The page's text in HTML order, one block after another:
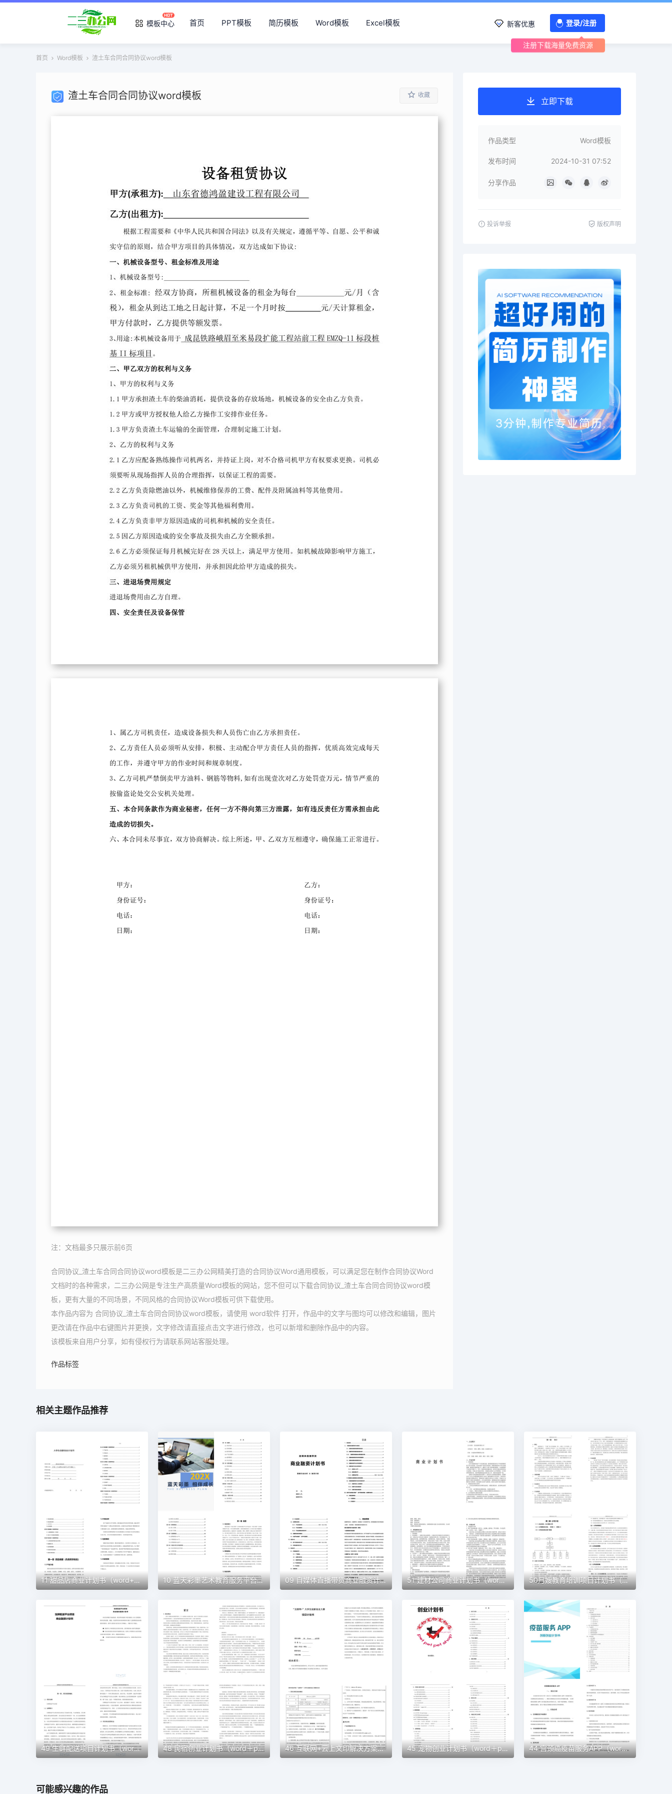
模板中心 首页 PPT模板 简历模板 Word模板 Excel模板 新客优惠 登录/注册
注册下载海量免费资源
首页 Word模板 渣土车合同合同协议word模板
渣土车合同合同协议word模板 收藏
注：文档最多只展示前6页
合同协议_渣土车合同合同协议word模板是二三办公网精美打造的合同协议Word通用模板，可以满足您在制作合同协议Word
文档时的各种需求，二三办公网是专注生产高质量Word模板的网站，您不但可以下载合同协议_渣土车合同合同协议word模
板，更有大量的不同场景，不同风格的合同协议Word模板可供下载使用。
本作品内容为 合同协议_渣土车合同合同协议word模板，请使用 word软件 打开，作品中的文字与图均可以修改和编辑，图片
更改请在作品中右键图片并更换，文字修改请直接点击文字进行修改，也可以新增和删除作品中的内容。
该模板来自用户分享，如有侵权行为请联系网站客服处理。
作品标签
立即下载
作品类型 Word模板
发布时间 2024-10-31 07:52
分享作品
投诉举报 版权声明
相关主题作品推荐
11 甜品店商业计划书（word+ppt配套）创业计划书word模板 10 蓝天彩墨艺术教育服务平台商业计划书（word+ppt配套）创业计划书word模板 09 自媒体直播带货商业融资计划书（word+ppt配套）创业计划书word模板 51 建材公司商业计划书（word+ppt配套）创业计划书word模板 50月嫂教育培训项目计划书（word＋ppt配套）创业计划书word模板
49 生鲜配送项目计划书（word＋ppt配套）创业计划书word模板 48 民宿创业计划书（word＋ppt配套）创业计划书word模板 46 互联网+云上文印解决方案创业计划书（word＋ppt配套）创业计划书word模板 45 宠物创业计划书（word＋ppt配套）创业计划书word模板 44 宫颈癌疫苗服务APP（word＋ppt配套）创业计划书word模板
可能感兴趣的作品